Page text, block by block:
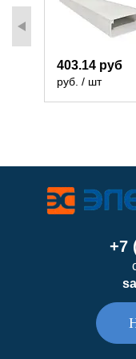
403.14 руб
руб. / шт
+7